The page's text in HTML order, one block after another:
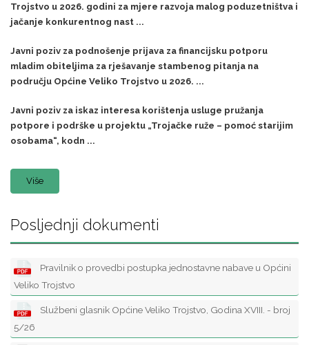
Trojstvo u 2026. godini za mjere razvoja malog poduzetništva i
jačanje konkurentnog nast ...
Javni poziv za podnošenje prijava za financijsku potporu
mladim obiteljima za rješavanje stambenog pitanja na
području Općine Veliko Trojstvo u 2026. ...
Javni poziv za iskaz interesa korištenja usluge pružanja
potpore i podrške u projektu „Trojačke ruže – pomoć starijim
osobama“, kodn ...
Više
Posljednji dokumenti
Pravilnik o provedbi postupka jednostavne nabave u Općini
Veliko Trojstvo
Službeni glasnik Općine Veliko Trojstvo, Godina XVIII. - broj
5/26